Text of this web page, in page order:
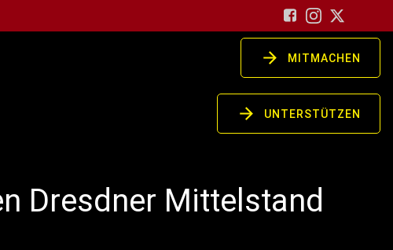
MITMACHEN
UNTERSTÜTZEN
Dresdner Mittelstand